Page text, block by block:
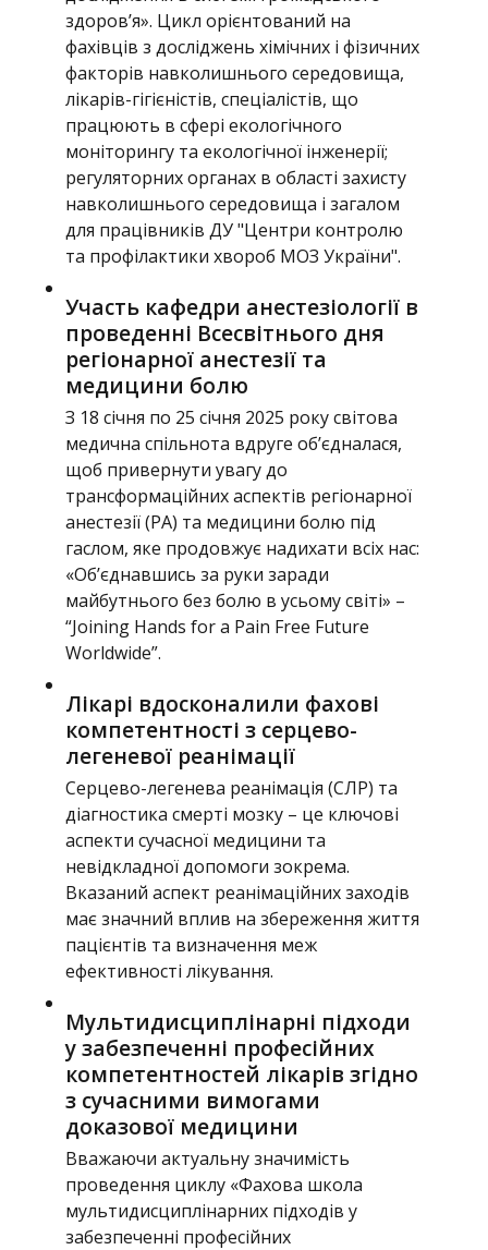
здоров’я». Цикл орієнтований на
фахівців з досліджень хімічних і фізичних
факторів навколишнього середовища,
лікарів-гігієністів, спеціалістів, що
працюють в сфері екологічного
моніторингу та екологічної інженерії;
регуляторних органах в області захисту
навколишнього середовища і загалом
для працівників ДУ "Центри контролю
та профілактики хвороб МОЗ України".
Участь кафедри анестезіології в
проведенні Всесвітнього дня
регіонарної анестезії та
медицини болю
З 18 січня по 25 січня 2025 року світова
медична спільнота вдруге об’єдналася,
щоб привернути увагу до
трансформаційних аспектів регіонарної
анестезії (РА) та медицини болю під
гаслом, яке продовжує надихати всіх нас:
«Об’єднавшись за руки заради
майбутнього без болю в усьому світі» –
“Joining Hands for a Pain Free Future
Worldwide”.
Лікарі вдосконалили фахові
компетентності з серцево-
легеневої реанімації
Серцево-легенева реанімація (СЛР) та
діагностика смерті мозку – це ключові
аспекти сучасної медицини та
невідкладної допомоги зокрема.
Вказаний аспект реанімаційних заходів
має значний вплив на збереження життя
пацієнтів та визначення меж
ефективності лікування.
Мультидисциплінарні підходи
у забезпеченні професійних
компетентностей лікарів згідно
з сучасними вимогами
доказової медицини
Вважаючи актуальну значимість
проведення циклу «Фахова школа
мультидисциплінарних підходів у
забезпеченні професійних